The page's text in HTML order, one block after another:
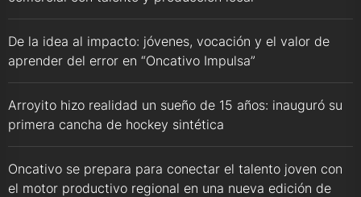
De la idea al impacto: jóvenes, vocación y el valor de
aprender del error en “Oncativo Impulsa”
Arroyito hizo realidad un sueño de 15 años: inauguró su
primera cancha de hockey sintética
Oncativo se prepara para conectar el talento joven con
el motor productivo regional en una nueva edición de